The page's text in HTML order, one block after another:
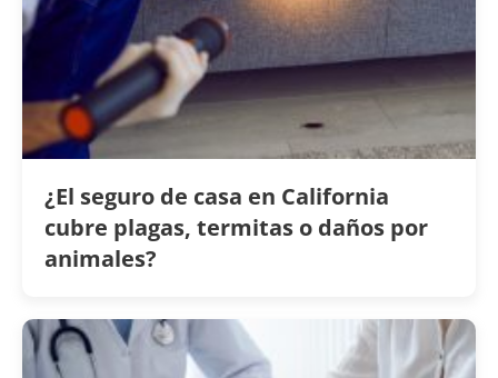
¿El seguro de casa en California
cubre plagas, termitas o daños por
animales?